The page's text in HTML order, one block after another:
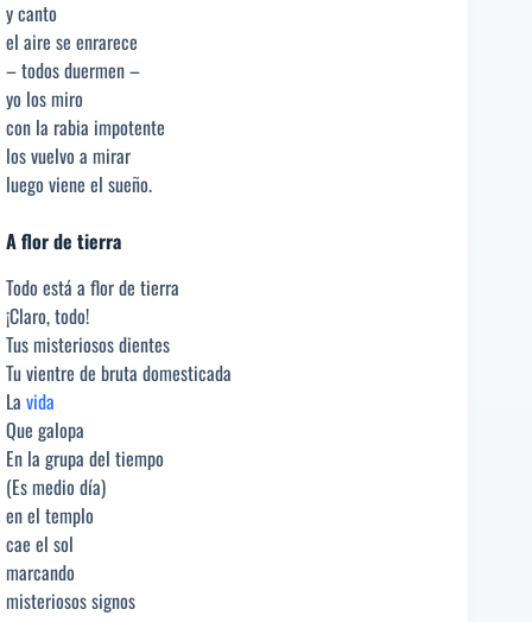
y canto
el aire se enrarece
– todos duermen –
yo los miro
con la rabia impotente
los vuelvo a mirar
luego viene el sueño.
A flor de tierra
Todo está a flor de tierra
¡Claro, todo!
Tus misteriosos dientes
Tu vientre de bruta domesticada
La vida
Que galopa
En la grupa del tiempo
(Es medio día)
en el templo
cae el sol
marcando
misteriosos signos